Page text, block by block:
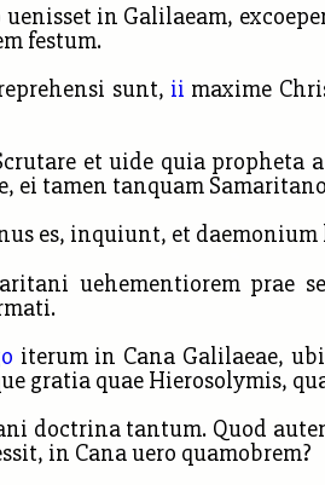
uenisset in Galilaeam,
festum.
sunt, ii maxime
et uide quia propheta
ei tamen tanquam
es, inquiunt, et
uehementiorem
iterum in Cana Galilaeae,
gratia quae Hierosolymis,
doctrina tantum. Quod
in Cana uero quamobrem?